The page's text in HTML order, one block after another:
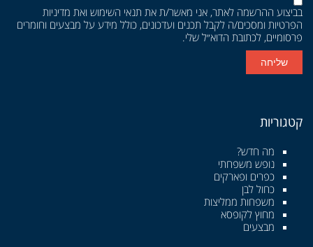
בביצוע ההרשמה לאתר, אני מאשר/ת את תנאי השימוש ואת מדיניות
הפרטיות ומסכים/ה לקבל תכנים ועדכונים, כולל מידע על מבצעים וחומרים
פרסומיים, לכתובת הדוא״ל שלי.
שליחה
קטגוריות
מה חדש?
נופש משפחתי
כפרים ופארקים
כחול לבן
משפחות ממליצות
מחוץ לקופסא
מבצעים